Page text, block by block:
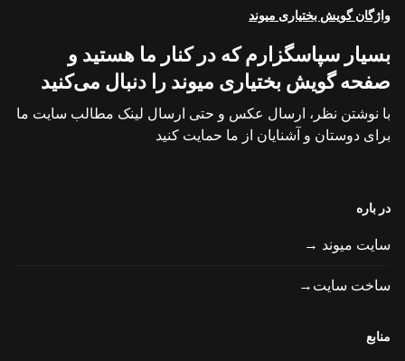
واژگان گویش بختیاری میوند
بسیار سپاسگزارم که در کنار ما هستید و
صفحه گویش بختیاری میوند را دنبال می‌کنید
با نوشتن نظر، ارسال عکس و حتی ارسال لینک مطالب سایت ما
برای دوستان و آشنایان از ما حمایت کنید
در باره
سایت میوند →
ساخت سایت→
منابع